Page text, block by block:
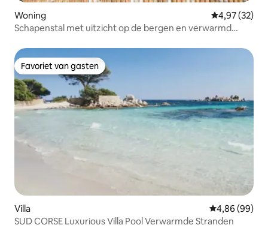
Woning Gemiddelde
4,97 (32)
Schapenstal met uitzicht op de bergen en verwarmd
Favoriet van gasten
Favoriet van gasten
Villa Gemiddelde
4,86 (99)
SUD CORSE Luxurious Villa Pool Verwarmde Stranden